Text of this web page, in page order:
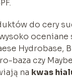
do cery
oceniane
Hydrobase,
baza czy
na kwas